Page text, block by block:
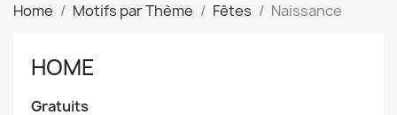
Home Motifs par Thème Fêtes Naissance
HOME
Gratuits